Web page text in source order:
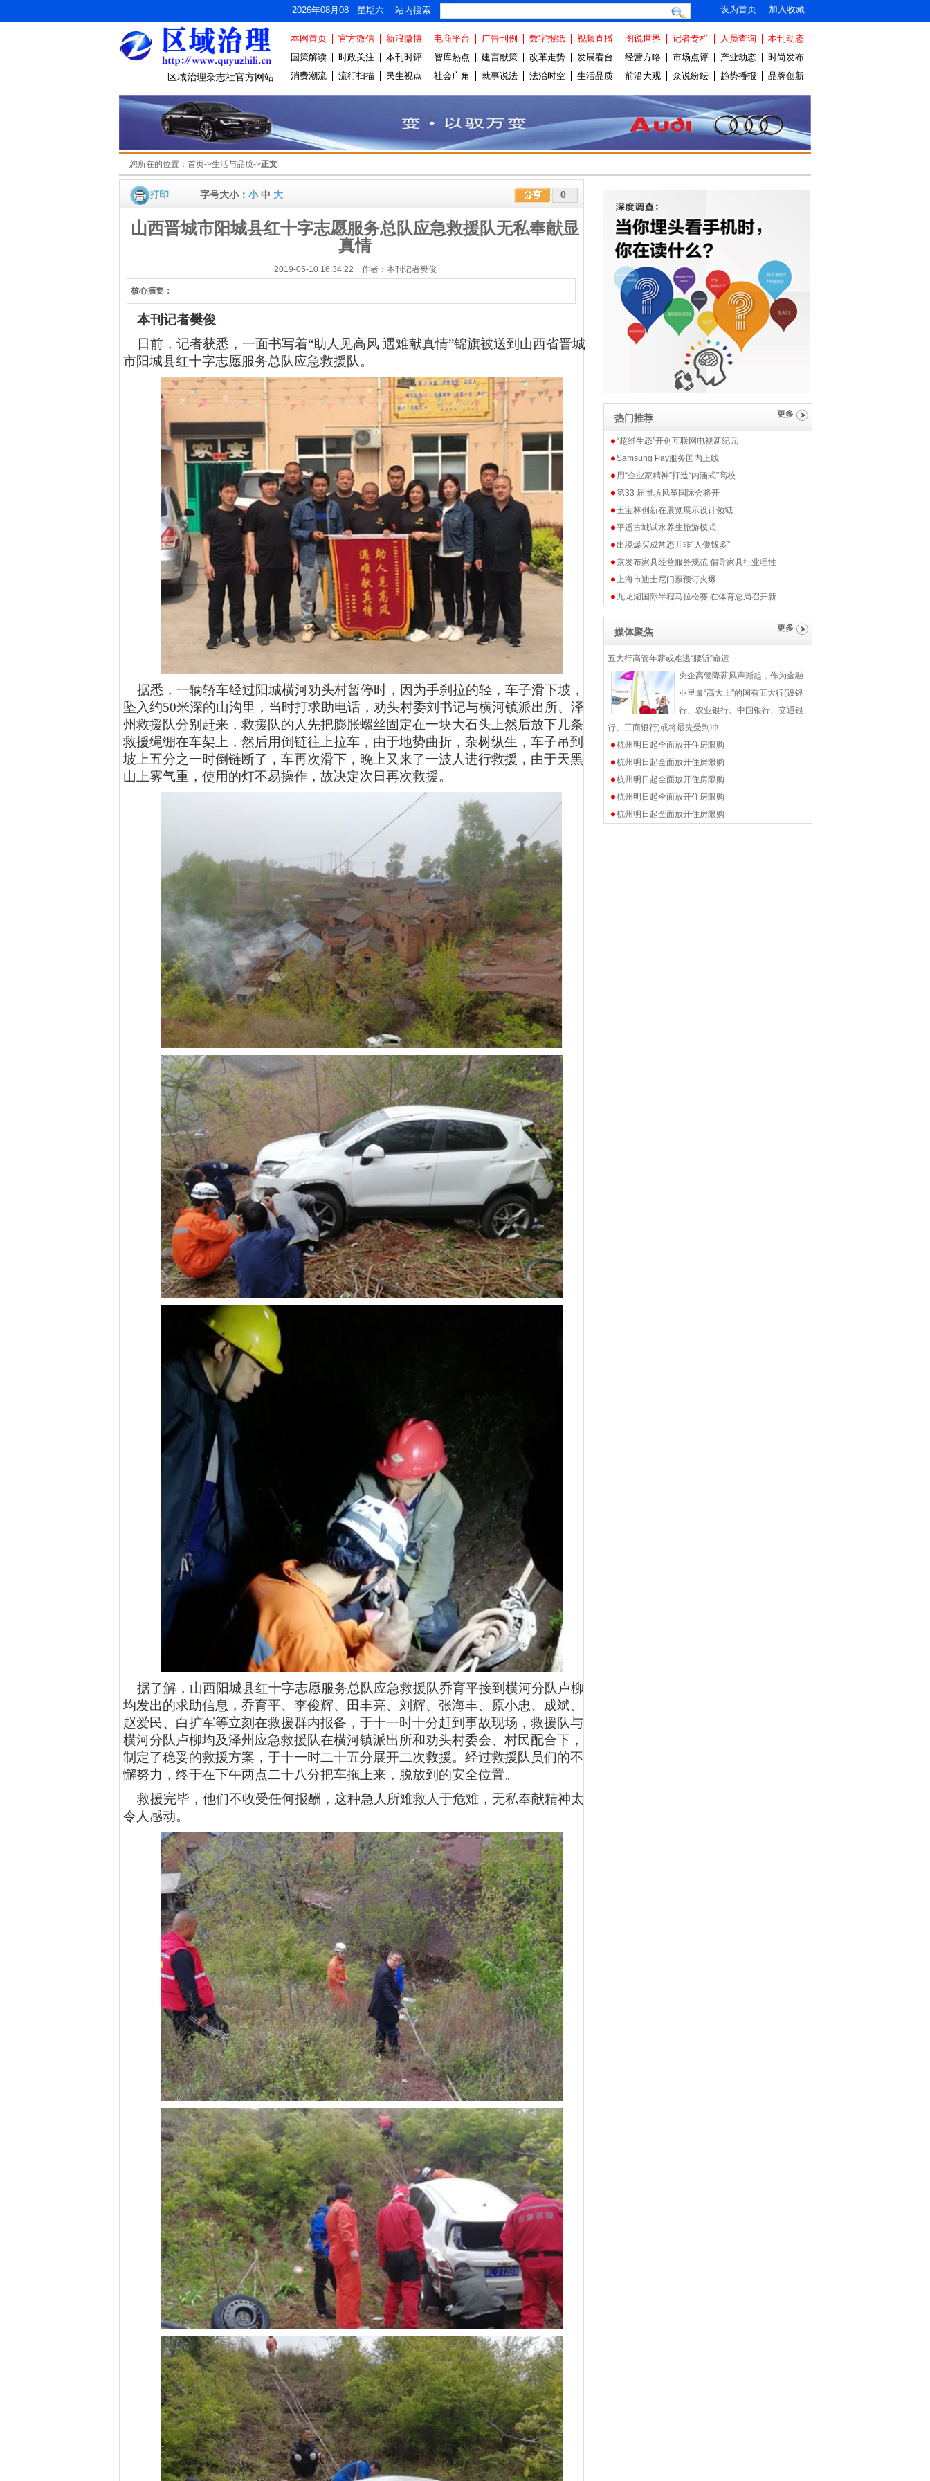
2026年08月08 星期六 站内搜索 加入收藏
设为首页
区域治理杂志社官方网站
本网首页 官方微信 新浪微博 电商平台 广告刊例 数字报纸 视频直播 图说世界 记者专栏 人员查询
本刊动态
国策解读
时政关注 本刊时评 智库热点 建言献策 改革走势 发展看台 经营方略 市场点评 产业动态
时尚发布
消费潮流
流行扫描 民生视点 社会广角 就事说法 法治时空 生活品质 前沿大观 众说纷纭 趋势播报 品牌创新
您所在的位置： 首页->生活与品质->正文
打印 字号大小： 小中 大 0
山西晋城市阳城县红十字志愿服务总队应急救援队无私奉献显
真情
2019-05-10 16:34:22 作者：本刊记者樊俊
核心摘要：
本刊记者樊俊
日前，记者获悉，一面书写着“助人见高风 遇难献真情”锦旗被送到山西省晋城
市阳城县红十字志愿服务总队应急救援队。
据悉，一辆轿车经过阳城横河劝头村暂停时，因为手刹拉的轻，车子滑下坡，
坠入约50米深的山沟里， 当时打求助电话，劝头村委刘书记与横河镇派出所、 泽
州救援队分别赶来， 救援队的人先把膨胀螺丝固定在一块大石头上然后放下几条
救援绳绷在车架上，然后用倒链往上拉车， 由于地势曲折，杂树纵生， 车子吊到
坡上五分之一时倒链断了，车再次滑下，晚上又来了一波人进行救援， 由于天黑
山上雾气重，使用的灯不易操作，故决定次日再次救援。
据了解， 山西阳城县红十字志愿服务总队应急救援队乔育平接到横河分队卢柳
均发出的求助信息，乔育平、李俊辉、田丰亮、刘辉、张海丰、原小忠、成斌、
赵爱民、白扩军等立刻在救援群内报备 ，于十一时十分赶到事故现场， 救援队与
横河分队卢柳均及泽州应急救援队在横河镇派出所和劝头村委会、 村民配合下，
制定了稳妥的救援方案，于十一时二十五分展开二次救援。经过救援队员们的不
懈努力， 终于在下午两点二十八分把车拖上来 ，脱放到 的安全位置。
救援完毕， 他们不收受任何报酬 ， 这种急人所难救人于危难， 无私奉献精神太
令人 感动。
热门推荐 更多
“超维生态”开创互联网电视新纪元
Samsung Pay服务国内上线
用“企业家精神”打造“内涵式”高校
第33 届潍坊风筝国际会将开
王宝林创新在展览展示设计领域
平遥古城试水养生旅游模式
出境爆买成常态并非“人傻钱多”
京发布家具经营服务规范 倡导家具行业理性
上海市迪士尼门票预订火爆
九龙湖国际半程马拉松赛 在体育总局召开新
媒体聚焦 更多
五大行高管年薪或难逃“腰斩”命运
央企高管降薪风声渐起，作为金融
业里最“高大上”的国有五大行(设银
行、农业银行、中国银行、交通银
行、工商银行)或将最先受到冲……
杭州明日起全面放开住房限购
杭州明日起全面放开住房限购
杭州明日起全面放开住房限购
杭州明日起全面放开住房限购
杭州明日起全面放开住房限购